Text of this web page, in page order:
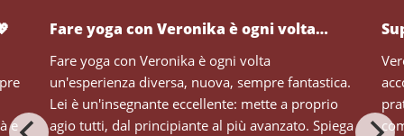
Fare yoga con Veronika è ogni volta…
Fare yoga con Veronika è ogni volta
un'esperienza diversa, nuova, sempre fantastica.
Lei è un'insegnante eccellente: mette a proprio
agio tutti, dal principiante al più avanzato. Spiega
e